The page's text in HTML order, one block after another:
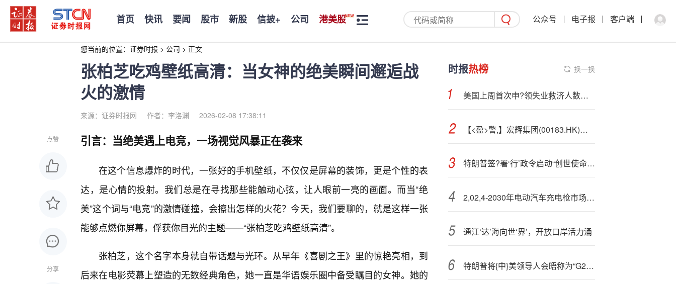
首页 快讯 要闻 股市 新股 信披+ 公司 港美股 公众号 电子报 客户端
您当前的位置： 证券时报 > 公司 > 正文
张柏芝吃鸡壁纸高清：当女神的绝美瞬间邂逅战
火的激情
来源：证券时报网 作者：李洛渊 2026-02-08 17:38:11
点赞
分享
引言：当绝美遇上电竞，一场视觉风暴正在袭来
在这个信息爆炸的时代，一张好的手机壁纸，不仅仅是屏幕的装饰，更是个性的表
达，是心情的投射。我们总是在寻找那些能触动心弦，让人眼前一亮的画面。而当“绝
美”这个词与“电竞”的激情碰撞，会擦出怎样的火花？今天，我们要聊的，就是这样一张
能够点燃你屏幕，俘获你目光的主题——“张柏芝吃鸡壁纸高清”。
张柏芝，这个名字本身就自带话题与光环。从早年《喜剧之王》里的惊艳亮相，到
后来在电影荧幕上塑造的无数经典角色，她一直是华语娱乐圈中备受瞩目的女神。她的
时报热榜 换一换
美国上周首次申?领失业救济人数减少2.7万人至19.1万人 预估为22.0万人
【<盈>警,】宏辉集团(00183.HK)料年度公司拥有人应占亏损大幅减少
特朗普签?署‘行’政令启动“创世使命” 大力推动AI创新
2,02,4-2030年电动汽车充电枪市场及企业调研报告
通江‘达’海向世‘界’，开放口岸活力涌
特朗普将{中}美领导人会晤称为“G2”会议，中方回应